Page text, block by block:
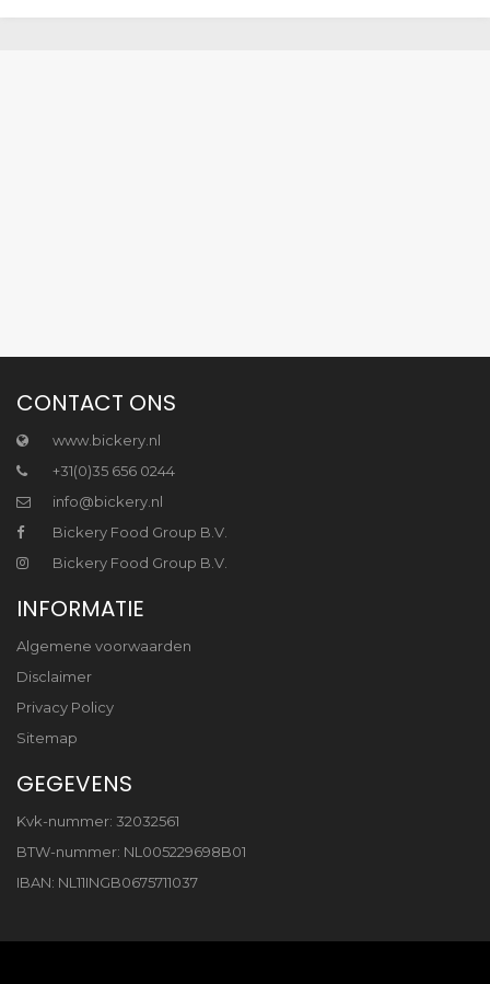
CONTACT ONS
www.bickery.nl
+31(0)35 656 0244
info@bickery.nl
Bickery Food Group B.V.
Bickery Food Group B.V.
INFORMATIE
Algemene voorwaarden
Disclaimer
Privacy Policy
Sitemap
GEGEVENS
Kvk-nummer: 32032561
BTW-nummer: NL005229698B01
IBAN: NL11INGB0675711037